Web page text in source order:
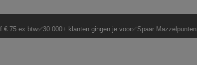
€ 75 ex btw✅30.000+ klanten gingen je voor✅Spaar Mazzelpunten